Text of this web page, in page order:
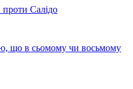
проти Салідо
що в сьомому чи восьмому